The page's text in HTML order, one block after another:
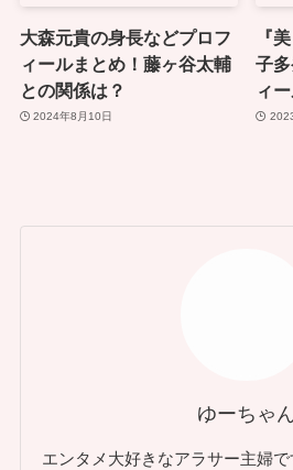
大森元貴の身長などプロフ
ィールまとめ！藤ヶ谷太輔
との関係は？
2024年8月10日
『
子
ィ
ゆーちゃ
エンタメ大好きなアラサー主婦で